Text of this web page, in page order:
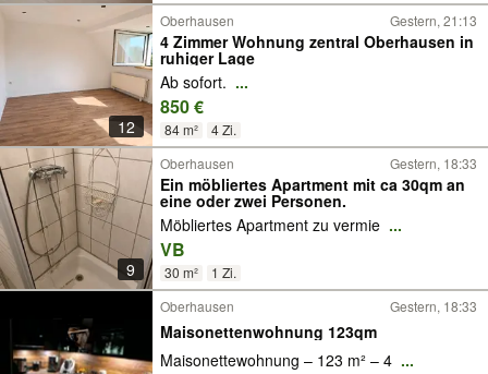
12
Oberhausen Gestern, 21:13
4 Zimmer Wohnung zentral Oberhausen in
ruhiger Lage
Ab sofort. ...
850 €
84 m² 4 Zi.
9
Oberhausen Gestern, 18:33
Ein möbliertes Apartment mit ca 30qm an
eine oder zwei Personen.
Möbliertes Apartment zu vermie ...
VB
30 m²
1 Zi.
Oberhausen
Gestern, 18:33
Maisonettenwohnung 123qm
Maisonettewohnung – 123 m² – 4 ...